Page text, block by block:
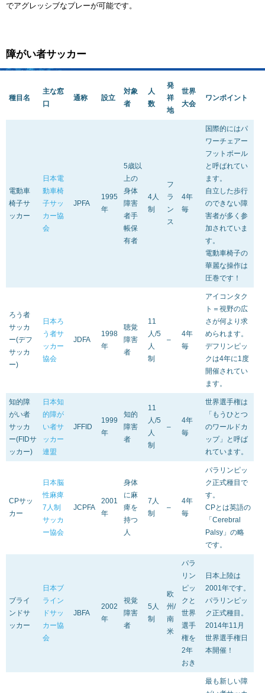
でアグレッシブなプレーが可能です。
障がい者サッカー
種目名
主な窓
口
通称 設立
対象
者
人
数
発
祥
地
世界
大会
ワンポイント
電動車
椅子サ
ッカー
日本電
動車椅
子サッ
カー協
会
JPFA
1995
年
5歳以
上の
身体
障害
者手
帳保
有者
4人
制
フ
ラ
ン
ス
4年
毎
国際的にはパ
ワーチェアー
フットボール
と呼ばれてい
ます。
自立した歩行
のできない障
害者が多く参
加されていま
す。
電動車椅子の
華麗な操作は
圧巻です！
ろう者
サッカ
ー(デフ
サッカ
ー)
日本ろ
う者サ
ッカー
協会
JDFA
1998
年
聴覚
障害
者
11
人/5
人
制
–
4年
毎
アイコンタク
ト＝視野の広
さが何より求
められます。
デフリンピッ
クは4年に1度
開催されてい
ます。
知的障
がい者
サッカ
ー(FIDサ
ッカー)
日本知
的障が
い者サ
ッカー
連盟
JFFID
1999
年
知的
障害
者
11
人/5
人
制
–
4年
毎
世界選手権は
「もうひとつ
のワールドカ
ップ」と呼ば
れています。
CPサッ
カー
日本脳
性麻痺
7人制
サッカ
ー協会
JCPFA
2001
年
身体
に麻
痺を
持つ
人
7人
制
–
4年
毎
パラリンピッ
ク正式種目で
す。
CPとは英語の
「Cerebral
Palsy」の略
です。
ブライ
ンドサ
ッカー
日本ブ
ライン
ドサッ
カー協
会
JBFA
2002
年
視覚
障害
者
5人
制
欧
州/
南
米
パラ
リン
ピッ
クと
世界
選手
権を
2年
おき
日本上陸は
2001年です。
パラリンピッ
ク正式種目。
2014年11月
世界選手権日
本開催！
最も新しい障